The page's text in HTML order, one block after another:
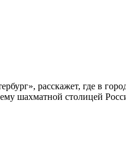
расскажет, где в
шахматной столицей